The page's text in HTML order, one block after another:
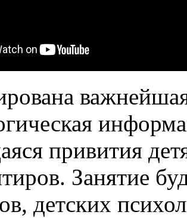
привития
Занятие
детских